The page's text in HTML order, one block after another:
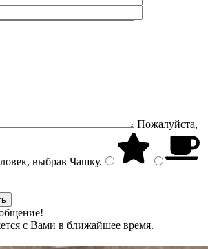
Пожалуйста,
выбрав Чашку.
с Вами в ближайшее время.